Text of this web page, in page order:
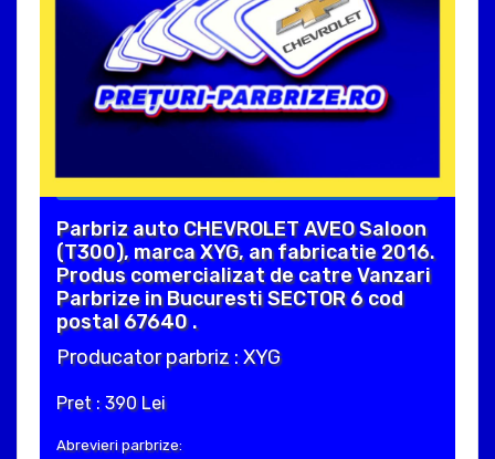
Parbriz auto CHEVROLET AVEO Saloon
(T300), marca XYG, an fabricatie 2016.
Produs comercializat de catre Vanzari
Parbrize in Bucuresti SECTOR 6 cod
postal 67640 .
Producator parbriz : XYG
Pret : 390 Lei
Abrevieri parbrize: